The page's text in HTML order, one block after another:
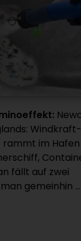
Windkraft-
im Hafen
fällt auf zwei
gemeinhin ...